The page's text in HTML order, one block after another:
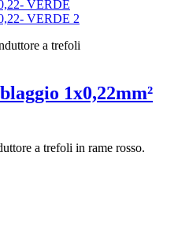
a trefoli
1x0,22mm²
a trefoli in rame rosso.